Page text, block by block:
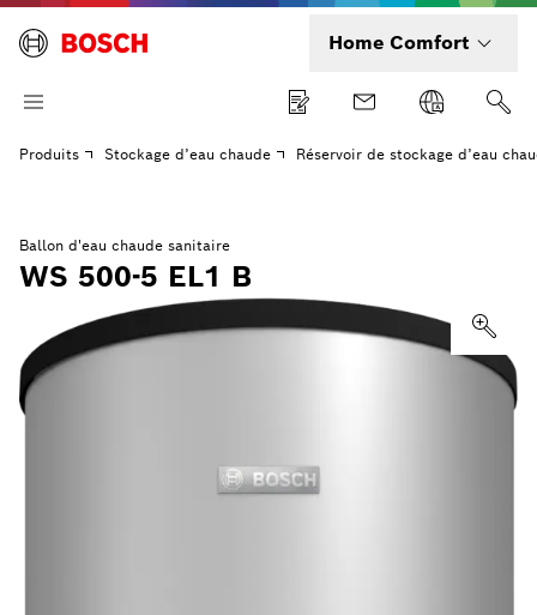
Home Comfort
Produits Stockage d’eau chaude Réservoir de stockage d’eau
Ballon d'eau chaude sanitaire
WS 500-5 EL1 B